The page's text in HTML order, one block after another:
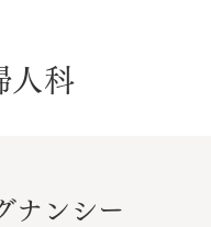
人科
ナンシー